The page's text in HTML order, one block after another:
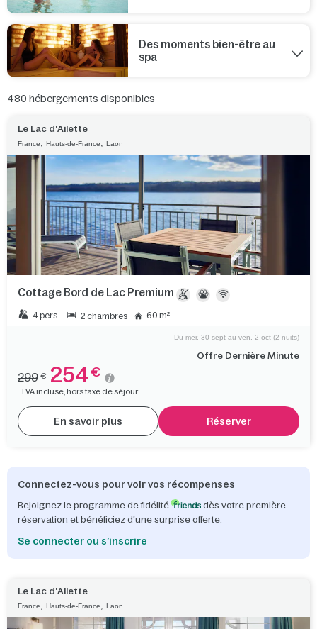
Des moments bien-être au
spa
480 hébergements disponibles
Le Lac d'Ailette
France, Hauts-de-France, Laon
Cottage Bord de Lac Premium
4 pers. 2 chambres 60 m²
Offre Dernière Minute
Du mer. 30 sept au ven. 2 oct (2 nuits)
299 € 254 €
TVA incluse, hors taxe de séjour.
En savoir plus Réserver
Connectez-vous pour voir vos récompenses
Rejoignez le programme de fidélité
dès votre première
réservation et bénéficiez d'une surprise offerte.
Se connecter ou s’inscrire
Le Lac d'Ailette
France Hauts-de-France Laon